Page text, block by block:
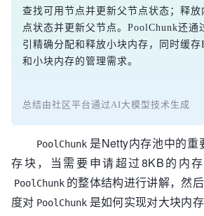
查找可用节点并更新父节点状态；释
点状态并更新父节点。PoolChunk还通
引精确分配和释放小块内存，同时缓
和小块内存的管理需求。
总结由社区平台通过AI大模型技术生成
PoolChunk 是Netty内存池中的
存块，当需要申请超过8KB的内
PoolChunk 的整体结构进行讲解，然
度对 PoolChunk 是如何实现对大块内